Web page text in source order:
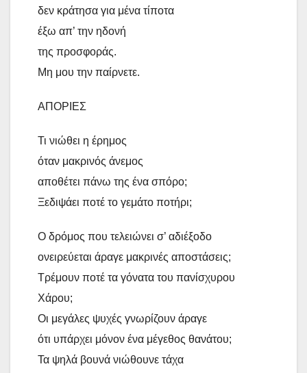
δεν κράτησα για μένα τίποτα
έξω απ’ την ηδονή
της προσφοράς.
Μη μου την παίρνετε.
ΑΠΟΡΙΕΣ
Τι νιώθει η έρημος
όταν μακρινός άνεμος
αποθέτει πάνω της ένα σπόρο;
Ξεδιψάει ποτέ το γεμάτο ποτήρι;
Ο δρόμος που τελειώνει σ’ αδιέξοδο
ονειρεύεται άραγε μακρινές αποστάσεις;
Τρέμουν ποτέ τα γόνατα του πανίσχυρου
Χάρου;
Οι μεγάλες ψυχές γνωρίζουν άραγε
ότι υπάρχει μόνον ένα μέγεθος θανάτου;
Τα ψηλά βουνά νιώθουνε τάχα